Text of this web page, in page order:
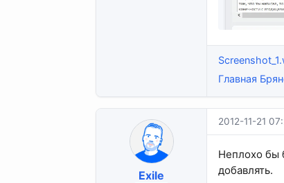
Главная
Exile
2012-11-21
Неплохо бы
добавлять.